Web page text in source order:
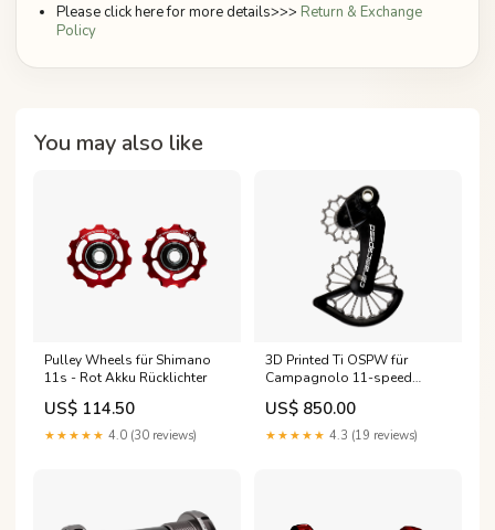
Please click here for more details>>> Return & Exchange
Policy
You may also like
Pulley Wheels für Shimano
11s - Rot Akku Rücklichter
US$ 114.50
★★★★★ 4.0 (30 reviews)
3D Printed Ti OSPW für
Campagnolo 11-speed
Mechanical & EPS - Titanium
Moto-Ellenbogenprotektoren
US$ 850.00
★★★★★ 4.3 (19 reviews)